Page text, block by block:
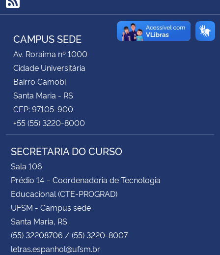
Controladoria-Geral da União
Ministério da Mulher, da Família e dos Direitos Humanos
Secretaria-Geral
Secretaria de Governo
Gabinete de Segurança Institucional
Advocacia-Geral da União
RSS
CAMPUS SEDE
Av. Roraima nº 1000
Cidade Universitária
Bairro Camobi
Santa Maria - RS
CEP: 97105-900
+55 (55) 3220-8000
SECRETARIA DO CURSO
Sala 106
Prédio 14 – Coordenadoria de Tecnologia
Educacional (CTE-PROGRAD)
UFSM - Campus sede
Santa Maria, RS.
(55) 32208706 / (55) 3220-8007
letras.espanhol@ufsm.br